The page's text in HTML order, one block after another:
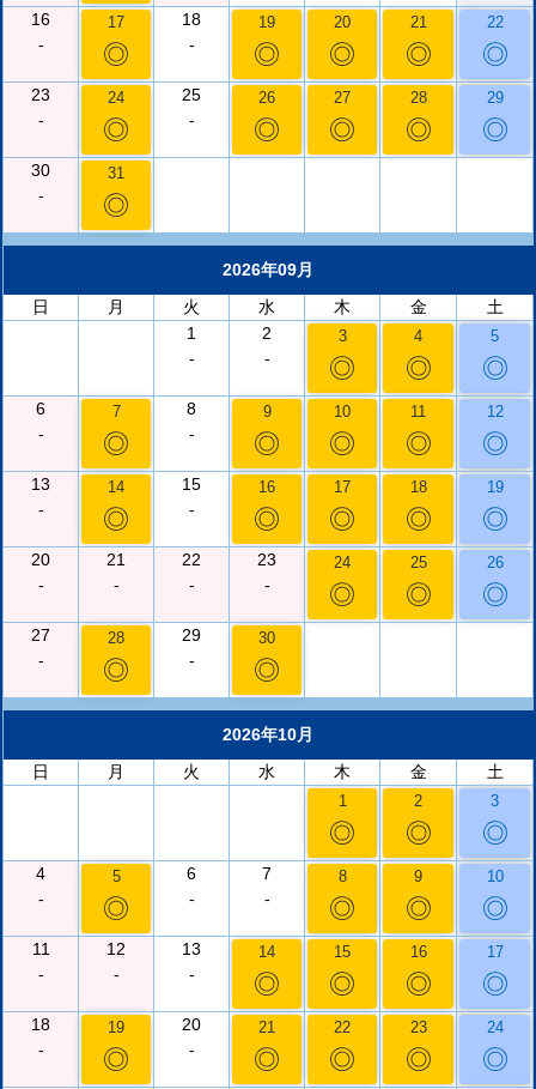
16
-
17
◎
18
-
19
◎
20
◎
21
◎
22
◎
23
-
24
◎
25
-
26
◎
27
◎
28
◎
29
◎
30
-
31
◎
2026年09月
日
月 火 水 木 金
土
1
-
2
-
3
◎
4
◎
5
◎
6
-
7
◎
8
-
9
◎
10
◎
11
◎
12
◎
13
-
14
◎
15
-
16
◎
17
◎
18
◎
19
◎
20
-
21
-
22
-
23
-
24
◎
25
◎
26
◎
27
-
28
◎
29
-
30
◎
2026年10月
日
月 火 水 木 金 土
1
◎
2
◎
3
◎
4
-
5
◎
6
-
7
-
8
◎
9
◎
10
◎
11
-
12
-
13
-
14
◎
15
◎
16
◎
17
◎
18
-
19
◎
20
-
21
◎
22
◎
23
◎
24
◎